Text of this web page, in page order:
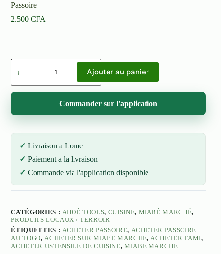
Passoire
2.500CFA
quantité
de
Ajouter au panier
Commander sur l'application
Livraison a Lome
Paiement a la livraison
Commande via l'application disponible
CATÉGORIES : AHOÉ TOOLS, CUISINE, MIABÉ MARCHÉ,
PRODUITS LOCAUX / TERROIR
ÉTIQUETTES : ACHETER PASSOIRE, ACHETER PASSOIRE
AU TOGO,ACHETER SUR MIABE MARCHE,ACHETER TAMI,
ACHETER USTENSILE DE CUISINE, MIABE MARCHE